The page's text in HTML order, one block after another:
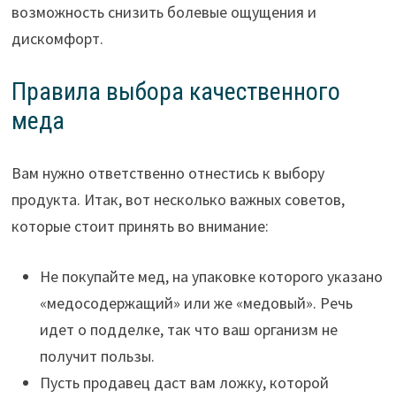
возможность снизить болевые ощущения и
дискомфорт.
Правила выбора качественного
меда
Вам нужно ответственно отнестись к выбору
продукта. Итак, вот несколько важных советов,
которые стоит принять во внимание:
Не покупайте мед, на упаковке которого указано
«медосодержащий» или же «медовый». Речь
идет о подделке, так что ваш организм не
получит пользы.
Пусть продавец даст вам ложку, которой